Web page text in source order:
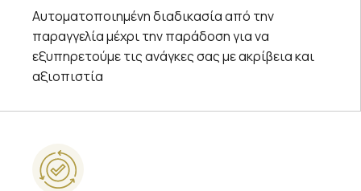
Αυτοματοποιημένη διαδικασία από την
παραγγελία μέχρι την παράδοση για να
εξυπηρετούμε τις ανάγκες σας με ακρίβεια και
αξιοπιστία